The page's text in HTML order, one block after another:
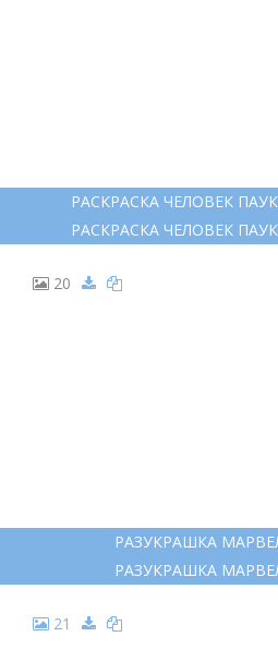
РАСКРАСКА ЧЕЛОВЕК
РАСКРАСКА ЧЕЛОВЕК
20
РАЗУКРАШКА
РАЗУКРАШКА
21